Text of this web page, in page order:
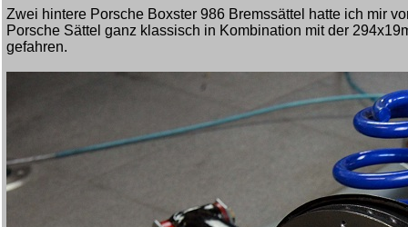
Zwei hintere Porsche Boxster 986 Bremssättel hatte ich mir
Porsche Sättel ganz klassisch in Kombination mit der
gefahren.